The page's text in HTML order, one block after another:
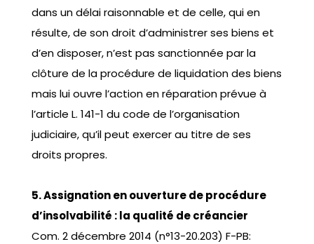
dans un délai raisonnable et de celle, qui en
résulte, de son droit d’administrer ses biens et
d’en disposer, n’est pas sanctionnée par la
clôture de la procédure de liquidation des biens
mais lui ouvre l’action en réparation prévue à
l’article L. 141-1 du code de l’organisation
judiciaire, qu’il peut exercer au titre de ses
droits propres.
5. Assignation en ouverture de procédure
d’insolvabilité : la qualité de créancier
Com. 2 décembre 2014 (n°13-20.203) F-PB: